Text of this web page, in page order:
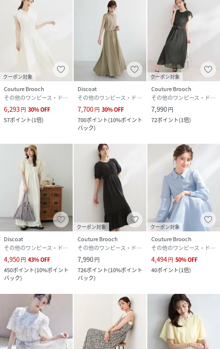
クーポン対象
Couture Brooch
その他のワンピース・ドレス
6,293円 30%OFF
57ポイント(1倍)
Discoat
その他のワンピース・ドレス
7,700円 30%OFF
700ポイント(10%ポイント
バック)
クーポン対象
Couture Brooch
その他のワンピース・ドレス
7,990円
72ポイント(1倍)
Discoat
その他のワンピース・ドレス
4,950円 43%OFF
450ポイント(10%ポイント
バック)
クーポン対象
Couture Brooch
その他のワンピース・ドレス
7,990円
726ポイント(10%ポイント
バック)
クーポン対象
Couture Brooch
その他のワンピース・ドレス
4,494円 50%OFF
40ポイント(1倍)